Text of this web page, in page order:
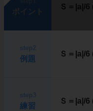
Ｓ＝|a|/
例題
Ｓ＝|a|/
練習
Ｓ＝|a|/